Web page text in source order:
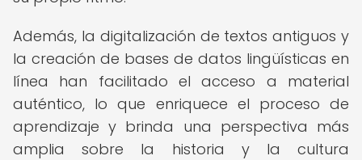
Además, la digitalización de textos antiguos y
la creación de bases de datos lingüísticas en
línea han facilitado el acceso a material
auténtico, lo que enriquece el proceso de
aprendizaje y brinda una perspectiva más
amplia sobre la historia y la cultura